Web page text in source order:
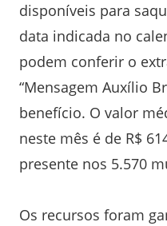
disponíveis para
data indicada no
podem conferir o
“Mensagem Auxílio
benefício. O valor
neste mês é de R$
presente nos 5.570
Os recursos foram